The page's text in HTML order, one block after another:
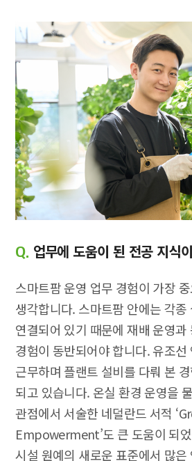
Q. 업무에 도움이 된 전공 지식
스마트팜 운영 업무 경험이 가장
생각합니다. 스마트팜 안에는 각종
연결되어 있기 때문에 재배 운영과
경험이 동반되어야 합니다. 유조선
근무하며 플랜트 설비를 다뤄 본
되고 있습니다. 온실 환경 운영을
관점에서 서술한 네덜란드 서적
Empowerment’도 큰 도움이 되
시설 원예의 새로운 표준에서 많